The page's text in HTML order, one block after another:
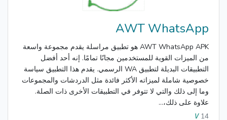
AWT WhatsApp
AWT WhatsApp APK هو تطبيق مراسلة يقدم مجموعة واسعة
من الميزات القوية للمستخدمين مجانًا تمامًا. إنه أحد أفضل
التطبيقات البديلة لتطبيق WA الرسمي. يقدم هذا التطبيق سياسة
خصوصية شاملة لميزاته الأكثر فائدة مثل الدردشات والمجموعات
وما إلى ذلك والتي لا تتوفر في التطبيقات الأخرى ذات الصلة.
علاوة على ذلك،...
V14